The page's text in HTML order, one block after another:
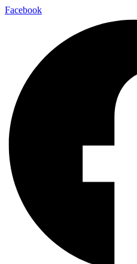
Facebook